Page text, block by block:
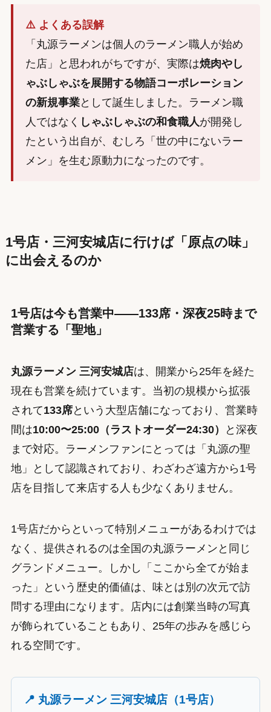
⚠️ よくある誤解
「丸源ラーメンは個人のラーメン職人が始め
た店」と思われがちですが、実際は焼肉やし
ゃぶしゃぶを展開する物語コーポレーション
の新規事業として誕生しました。ラーメン職
人ではなく しゃぶしゃぶの和食職人が開発し
たという出自が、むしろ「世の中にないラー
メン」を生む原動力になったのです。
1号店・三河安城店に行けば「原点の味」
に出会えるのか
1号店は今も営業中——133席・深夜25時まで
営業する「聖地」
丸源ラーメン 三河安城店は、開業から25年を経た
現在も営業を続けています。当初の規模から拡張
されて133席という大型店舗になっており、営業時
間は10:00〜25:00（ラストオーダー24:30）
と深夜
まで対応。ラーメンファンにとっては「丸源の聖
地」として認識されており、わざわざ遠方から1号
店を目指して来店する人も少なくありません。
1号店だからといって特別メニューがあるわけでは
なく、提供されるのは全国の丸源ラーメンと同じ
グランドメニュー。しかし「ここから全てが始ま
った」という歴史的価値は、味とは別の次元で訪
問する理由になります。店内には創業当時の写真
が飾られていることもあり、25年の歩みを感じら
れる空間です。
📍 丸源ラーメン 三河安城店（1号店）